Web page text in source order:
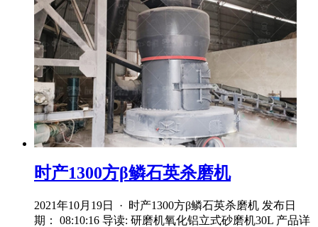
时产1300方β鳞石英杀磨机
2021年10月19日 · 时产1300方β鳞石英杀磨机 发布日
期： 08:10:16 导读: 研磨机氧化铝立式砂磨机30L 产品详